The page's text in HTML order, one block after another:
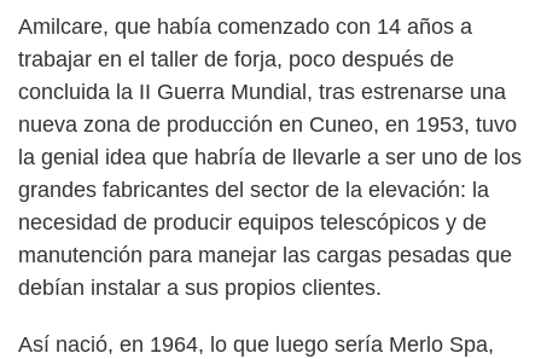
Amilcare, que había comenzado con 14 años a
trabajar en el taller de forja, poco después de
concluida la II Guerra Mundial, tras estrenarse una
nueva zona de producción en Cuneo, en 1953, tuvo
la genial idea que habría de llevarle a ser uno de los
grandes fabricantes del sector de la elevación: la
necesidad de producir equipos telescópicos y de
manutención para manejar las cargas pesadas que
debían instalar a sus propios clientes.
Así nació, en 1964, lo que luego sería Merlo Spa,